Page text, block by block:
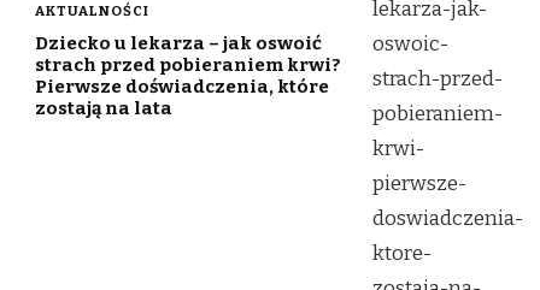
AKTUALNOŚCI
Dziecko u lekarza – jak oswoić
strach przed pobieraniem krwi?
Pierwsze doświadczenia, które
zostają na lata